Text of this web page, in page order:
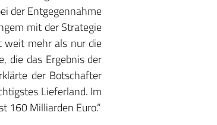
der Entgegennahme
mit der Strategie
weit mehr als nur die
die das Ergebnis der
der Botschafter
Lieferland. Im
160 Milliarden Euro.“